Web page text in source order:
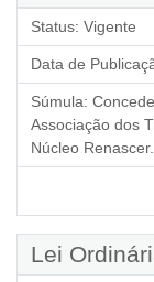
Status: Vigente
Data de
Súmula:
Associação dos
Núcleo Renascer.
Lei